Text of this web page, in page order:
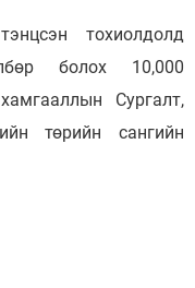
тохиолдолд
болох 10,000
Сургалт,
төрийн сангийн